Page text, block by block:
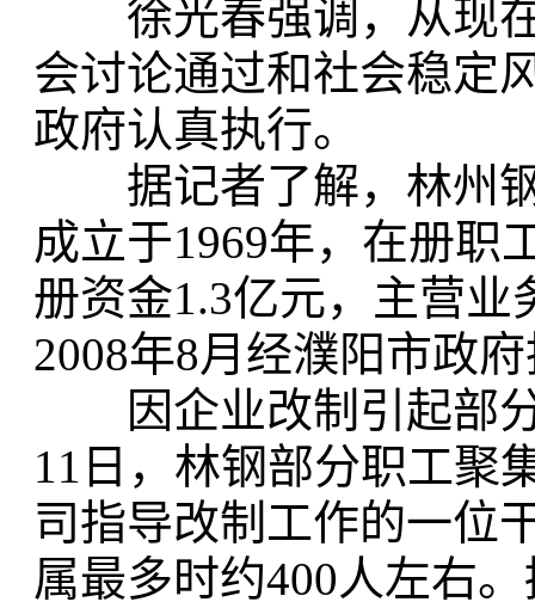
徐光春强调，从现在
会讨论通过和社会稳定
政府认真执行。
据记者了解，林州钢
成立于1969年，在册职
册资金1.3亿元，主营
2008年8月经濮阳市政
因企业改制引起部分
11日，林钢部分职工聚
司指导改制工作的一位
属最多时约400人左右